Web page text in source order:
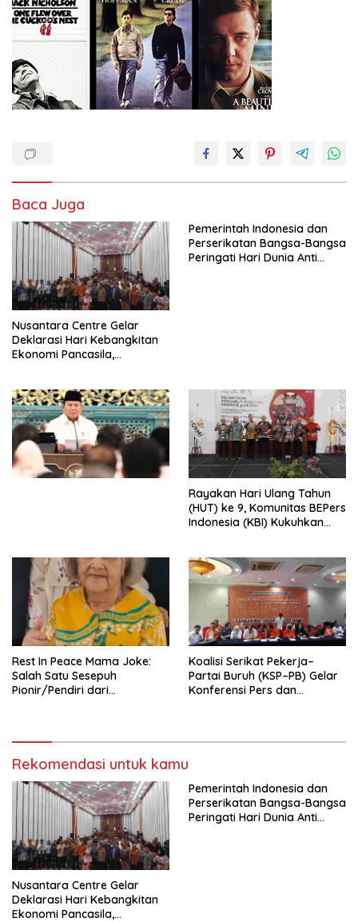
Baca Juga
Nusantara Centre Gelar
Deklarasi Hari Kebangkitan
Ekonomi Pancasila,
Penjajahan (Pergolakan
Ekonomi Politik Indonesia) &
Simposium Nasional “Urgensi
Undang-Undang
Perekonomian Nasional dan
Kesejahteraan Sosial dalam
Pemerintah Indonesia dan
Perserikatan Bangsa-Bangsa
Peringati Hari Dunia Anti
Rayakan Hari Ulang Tahun
(HUT) ke 9, Komunitas BEPers
Indonesia (KBI) Kukuhkan
Tema: “Penguatan dan
Pengembangan Organisasi
KBI yang Berbasis Riset di
seluruh Indonesia dan
Mancanegara”.
Rest In Peace Mama Joke:
Salah Satu Sesepuh
Pionir/Pendiri dari
Kasih Allah.
Koalisi Serikat Pekerja–
Partai Buruh (KSP–PB) Gelar
Konferensi Pers dan
RUU Ketenagakerjaan Baru.
Rekomendasi untuk kamu
Nusantara Centre Gelar
Deklarasi Hari Kebangkitan
Ekonomi Pancasila,
Pemerintah Indonesia dan
Perserikatan Bangsa-Bangsa
Peringati Hari Dunia Anti